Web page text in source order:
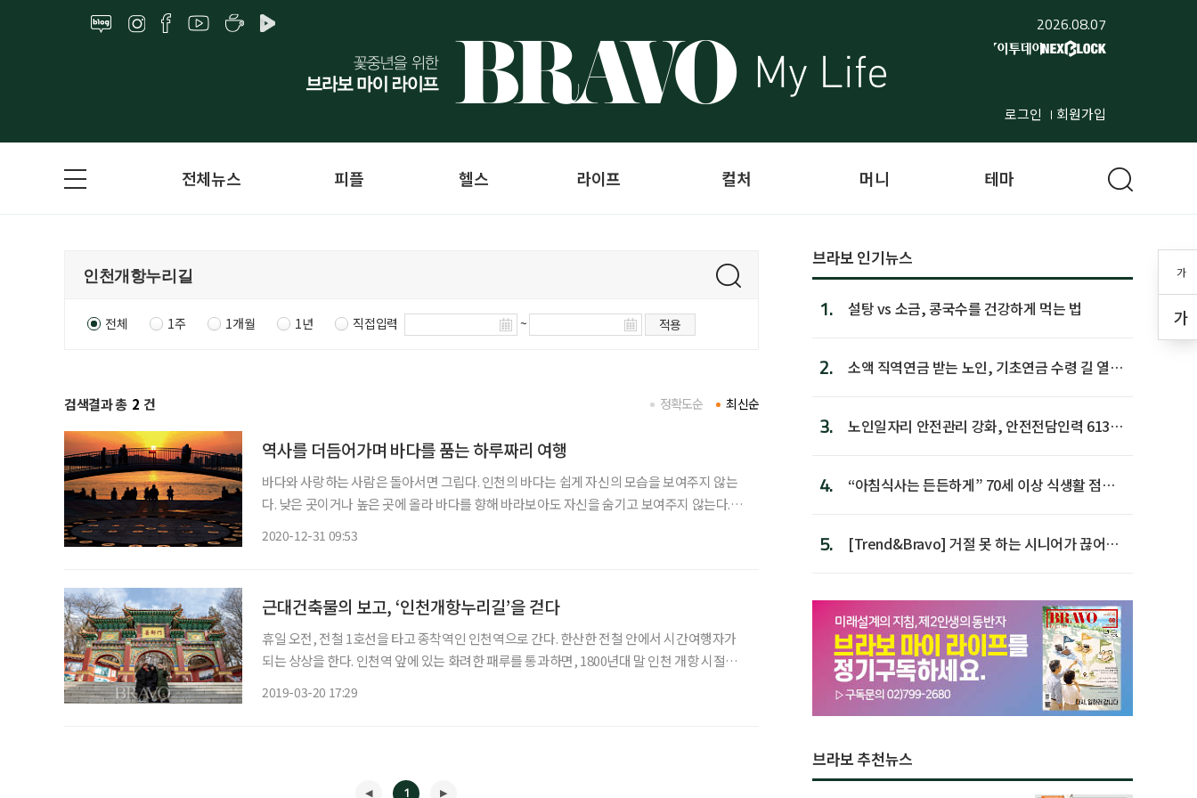
2026.08.07
로그인 회원가입
가
가
전체뉴스 피플 헬스 라이프 컬처 머니 테마
전체 1주 1개월 1년 직접입력 ~ 적용
검색결과 총 2 건 최신순
정확도순
역사를 더듬어가며 바다를 품는 하루짜리 여행
바다와 사랑하는 사람은 돌아서면 그립다. 인천의 바다는 쉽게 자신의 모습을 보여주지 않는
다. 낮은 곳이거나 높은 곳에 올라 바다를 향해 바라보아도 자신을 숨기고 보여주지 않는다. 인
2020-12-31 09:53
근대건축물의 보고, ‘인천개항누리길’을 걷다
휴일 오전, 전철 1호선을 타고 종착역인 인천역으로 간다. 한산한 전철 안에서 시간여행자가
되는 상상을 한다. 인천역 앞에 있는 화려한 패루를 통과하면, 1800년대 말 인천 개항 시절의
2019-03-20 17:29
1
브라보 인기뉴스
1. 설탕 vs 소금, 콩국수를 건강하게 먹는 법
2.
소액 직역연금 받는 노인, 기초연금 수령 길 열린
3.
노인일자리 안전관리 강화, 안전전담인력 613명
4.
“아침식사는 든든하게” 70세 이상 식생활 점수
5.
[Trend&Bravo] 거절 못 하는 시니어가 끊어야
브라보 추천뉴스